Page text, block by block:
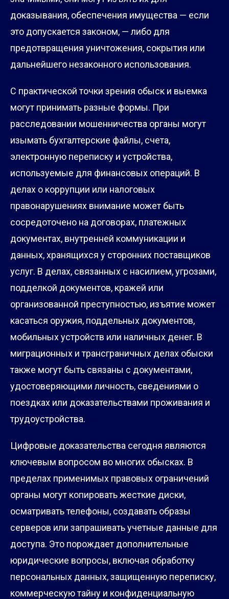
доказывания, обеспечения имущества — если
это допускается законом, — либо для
предотвращения уничтожения, сокрытия или
дальнейшего незаконного использования.
С практической точки зрения обыск и выемка
могут принимать разные формы. При
расследовании мошенничества органы могут
изымать бухгалтерские файлы, счета,
электронную переписку и устройства,
используемые для финансовых операций. В
делах о коррупции или налоговых
правонарушениях внимание может быть
сосредоточено на договорах, платежных
документах, внутренней коммуникации и
данных, хранящихся у сторонних поставщиков
услуг. В делах, связанных с насилием, угрозами,
подделкой документов, кражей или
организованной преступностью, изъятие может
касаться оружия, поддельных документов,
мобильных устройств или наличных денег. В
миграционных и трансграничных делах обыски
также могут быть связаны с документами,
удостоверяющими личность, сведениями о
поездках или доказательствами проживания и
трудоустройства.
Цифровые доказательства сегодня являются
ключевым вопросом во многих обысках. В
пределах применимых правовых ограничений
органы могут копировать жесткие диски,
осматривать телефоны, создавать образы
серверов или запрашивать учетные данные для
доступа. Это порождает дополнительные
юридические вопросы, включая обработку
персональных данных, защищенную переписку,
коммерческую тайну и конфиденциальную